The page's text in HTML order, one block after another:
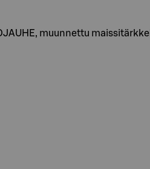
muunnettu